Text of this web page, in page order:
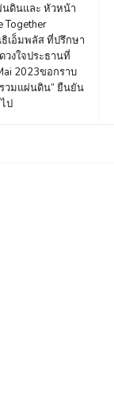
ดินและ หัวหน้า
Together
เอ็มพลัส ที่ปรึกษา
วงใจประธานที่
2023ขอกราบ
วมแผ่นดิน” ยืนยัน
ป